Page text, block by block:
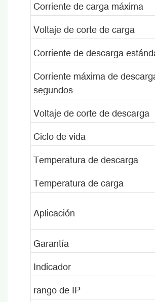
Corriente de carga máxima
Voltaje de corte de carga
Corriente de descarga
Corriente máxima de
segundos
Voltaje de corte de descarga
Ciclo de vida
Temperatura de descarga
Temperatura de carga
Aplicación
Garantía
Indicador
rango de IP